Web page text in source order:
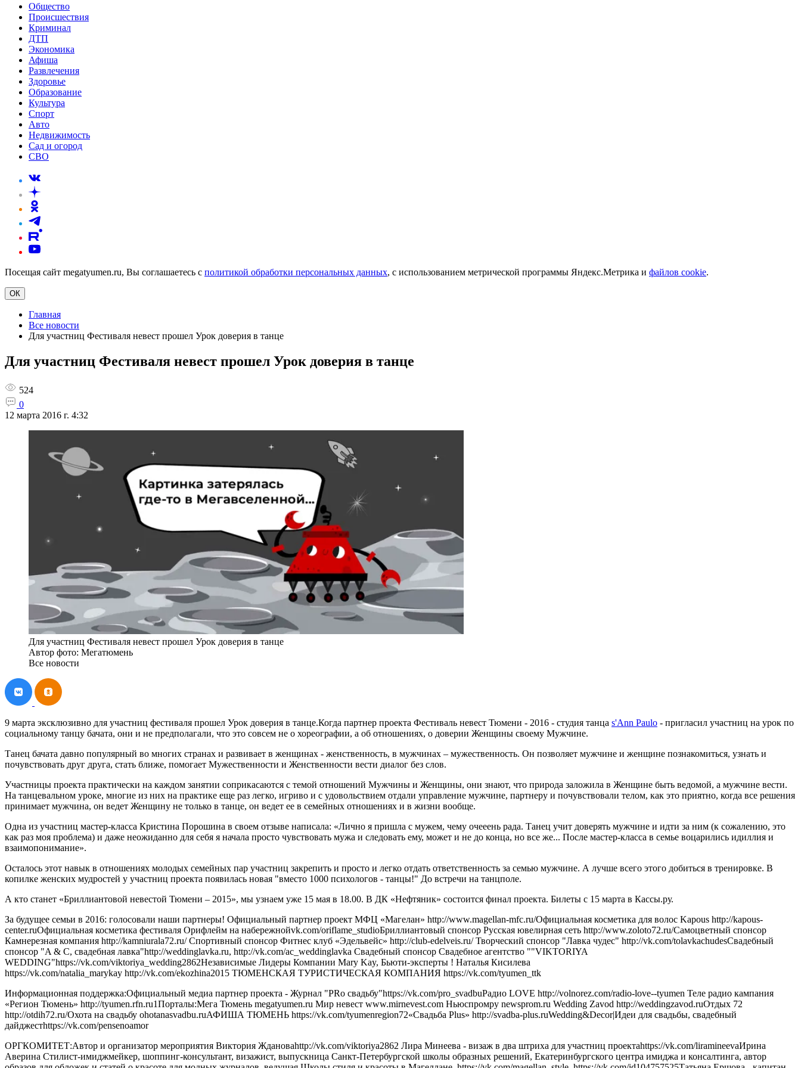
Общество
Происшествия
Криминал
ДТП
Экономика
Афиша
Развлечения
Здоровье
Образование
Культура
Спорт
Авто
Недвижимость
Сад и огород
СВО
Посещая сайт megatyumen.ru, Вы соглашаетесь с политикой обработки персональных данных, с использованием метрической программы Яндекс.Метрика и файлов cookie.
ОК
Главная
Все новости
Для участниц Фестиваля невест прошел Урок доверия в танце
Для участниц Фестиваля невест прошел Урок доверия в танце
524
0
12 марта 2016 г. 4:32
Для участниц Фестиваля невест прошел Урок доверия в танце
Автор фото: Мегатюмень
Все новости
9 марта эксклюзивно для участниц фестиваля прошел Урок доверия в танце.Когда партнер проекта Фестиваль невест Тюмени - 2016 - студия танца s'Ann Paulo - пригласил участниц на урок по
социальному танцу бачата, они и не предполагали, что это совсем не о хореографии, а об отношениях, о доверии Женщины своему Мужчине.
Танец бачата давно популярный во многих странах и развивает в женщинах - женственность, в мужчинах – мужественность. Он позволяет мужчине и женщине познакомиться, узнать и
почувствовать друг друга, стать ближе, помогает Мужественности и Женственности вести диалог без слов.
Участницы проекта практически на каждом занятии соприкасаются с темой отношений Мужчины и Женщины, они знают, что природа заложила в Женщине быть ведомой, а мужчине вести.
На танцевальном уроке, многие из них на практике еще раз легко, игриво и с удовольствием отдали управление мужчине, партнеру и почувствовали телом, как это приятно, когда все решения
принимает мужчина, он ведет Женщину не только в танце, он ведет ее в семейных отношениях и в жизни вообще.
Одна из участниц мастер-класса Кристина Порошина в своем отзыве написала: «Лично я пришла с мужем, чему очееень рада. Танец учит доверять мужчине и идти за ним (к сожалению, это
как раз моя проблема) и даже неожиданно для себя я начала просто чувствовать мужа и следовать ему, может и не до конца, но все же... После мастер-класса в семье воцарились идиллия и
взаимопонимание».
Осталось этот навык в отношениях молодых семейных пар участниц закрепить и просто и легко отдать ответственность за семью мужчине. А лучше всего этого добиться в тренировке. В
копилке женских мудростей у участниц проекта появилась новая "вместо 1000 психологов - танцы!" До встречи на танцполе.
А кто станет «Бриллиантовой невестой Тюмени – 2015», мы узнаем уже 15 мая в 18.00. В ДК «Нефтяник» состоится финал проекта. Билеты с 15 марта в Кассы.ру.
За будущее семьи в 2016: голосовали наши партнеры! Официальный партнер проект МФЦ «Магелан» http://www.magellan-mfc.ru/Официальная косметика для волос Kapous http://kapous-
center.ruОфициальная косметика фестиваля Орифлейм на набережнойvk.com/oriflame_studioБриллиантовый спонсор Русская ювелирная сеть http://www.zoloto72.ru/Самоцветный спонсор
Камнерезная компания http://kamniurala72.ru/ Спортивный спонсор Фитнес клуб «Эдельвейс» http://club-edelveis.ru/ Творческий спонсор "Лавка чудес" http://vk.com/tolavkachudesСвадебный
спонсор "A & C, свадебная лавка"http://weddinglavka.ru, http://vk.com/ac_weddinglavka Свадебный спонсор Свадебное агентство ""VIKTORIYA
WEDDING"https://vk.com/viktoriya_wedding2862Независимые Лидеры Компании Mary Kay, Бьюти-эксперты ! Наталья Кисилева
https://vk.com/natalia_marykay http://vk.com/ekozhina2015 ТЮМЕНСКАЯ ТУРИСТИЧЕСКАЯ КОМПАНИЯ https://vk.com/tyumen_ttk
Информационная поддержка:Официальный медиа партнер проекта - Журнал "PRо свадьбу"https://vk.com/pro_svadbuРадио LOVE http://volnorez.com/radio-love--tyumen Теле радио кампания
«Регион Тюмень» http://tyumen.rfn.ru1Порталы:Мега Тюмень megatyumen.ru Мир невест www.mirnevest.com Ньюспромру newsprom.ru Wedding Zavod http://weddingzavod.ruОтдых 72
http://otdih72.ru/Охота на свадьбу ohotanasvadbu.ruАФИША ТЮМЕНЬ https://vk.com/tyumenregion72«Свадьба Plus» http://svadba-plus.ruWedding&Decor|Идеи для свадьбы, свадебный
дайджестhttps://vk.com/pensenoamor
ОРГКОМИТЕТ:Автор и организатор мероприятия Виктория Ждановаhttp://vk.com/viktoriya2862 Лира Минеева - визаж в два штриха для участниц проектаhttps://vk.com/liramineevaИрина
Аверина Стилист-имиджмейкер, шоппинг-консультант, визажист, выпускница Санкт-Петербургской школы образных решений, Екатеринбургского центра имиджа и консалтинга, автор